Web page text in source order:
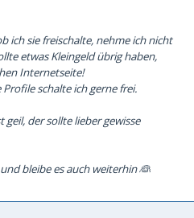
ich sie freischalte, nehme ich nicht
etwas Kleingeld übrig haben,
Internetseite!
schalte ich gerne frei.
der sollte lieber gewisse
bleibe es auch weiterhin 👰